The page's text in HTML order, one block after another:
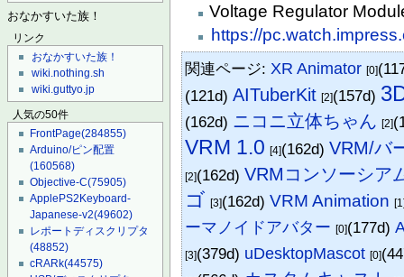
おなかすいた族！
リンク
おなかすいた族！
wiki.nothing.sh
wiki.guttyo.jp
人気の50件
FrontPage(284855)
Arduino/ピン配置
(160568)
Objective-C(75905)
ApplePS2Keyboard-
Japanese-v2(49602)
レポートディスクリプタ
(48852)
cRARk(44575)
Voltage Regulator
https://
関連ページ: XR Animator [0]
(121d)AITuberKit [2](157d)
(162d) ニコニ立体ちゃん [2]
VRM 1.0 [4](162d)VRM/バ
[2](162d)VRMコンソーシア
ゴ [3](162d)VRM Animation
ーマノイドアバター [0](177d)
[3](379d) uDesktopMascot [0]